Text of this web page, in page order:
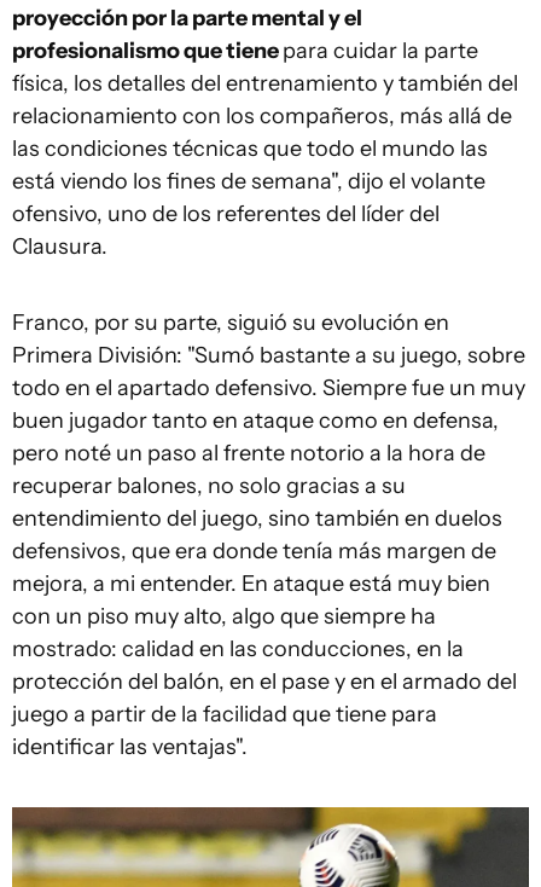
proyección por la parte mental y el
profesionalismo que tienepara cuidar la parte
física, los detalles del entrenamiento y también del
relacionamiento con los compañeros, más allá de
las condiciones técnicas que todo el mundo las
está viendo los fines de semana", dijo el volante
ofensivo, uno de los referentes del líder del
Clausura.
Franco, por su parte, siguió su evolución en
Primera División: "Sumó bastante a su juego, sobre
todo en el apartado defensivo. Siempre fue un muy
buen jugador tanto en ataque como en defensa,
pero noté un paso al frente notorio a la hora de
recuperar balones, no solo gracias a su
entendimiento del juego, sino también en duelos
defensivos, que era donde tenía más margen de
mejora, a mi entender. En ataque está muy bien
con un piso muy alto, algo que siempre ha
mostrado: calidad en las conducciones, en la
protección del balón, en el pase y en el armado del
juego a partir de la facilidad que tiene para
identificar las ventajas".